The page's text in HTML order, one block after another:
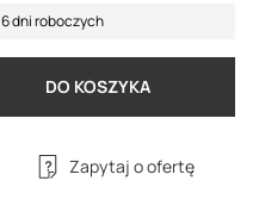
dni roboczych
DO KOSZYKA
Zapytaj o ofertę